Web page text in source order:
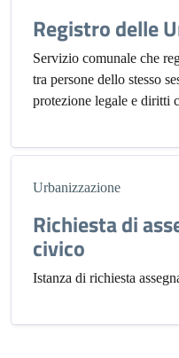
Registro delle
Servizio comunale che
tra persone dello stesso
protezione legale e diritti
Urbanizzazione
Richiesta di
civico
Istanza di richiesta